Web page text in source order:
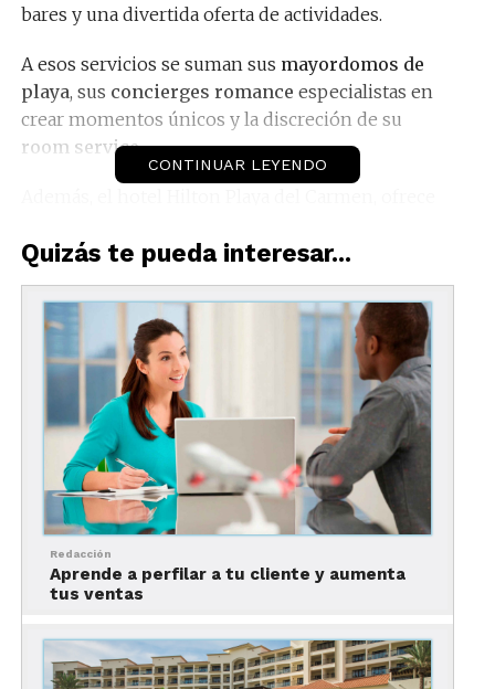
bares y una divertida oferta de actividades.
A esos servicios se suman sus mayordomos de
playa, sus concierges romance especialistas en
crear momentos únicos y la discreción de su
room service.
tequila, sommeliers y mixólogos.
7 razones para elegir el
Hilton Playa del Carmen
1. Excelente ubicación
CONTINUAR LEYENDO
Quizás te pueda interesar...
Redacción
Aprende a perfilar a tu cliente y aumenta
tus ventas